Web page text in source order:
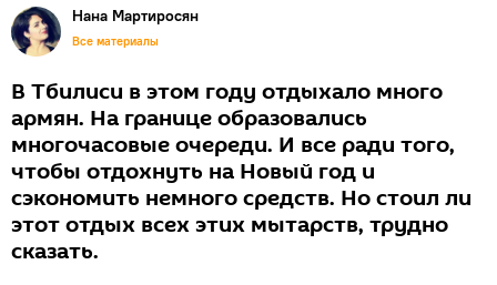
Нана Мартиросян
Все материалы
В Тбилиси в этом году отдыхало много
армян. На границе образовались
многочасовые очереди. И все ради того,
чтобы отдохнуть на Новый год и
сэкономить немного средств. Но стоил ли
этот отдых всех этих мытарств, трудно
сказать.